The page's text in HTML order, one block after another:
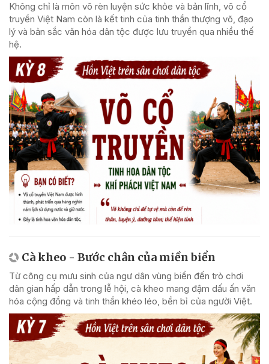
Không chỉ là môn võ rèn luyện sức khỏe và bản lĩnh, võ cổ
truyền Việt Nam còn là kết tinh của tinh thần thượng võ, đạo
lý và bản sắc văn hóa dân tộc được lưu truyền qua nhiều thế
hệ.
Cà kheo - Bước chân của miền biển
Từ công cụ mưu sinh của ngư dân vùng biển đến trò chơi
dân gian hấp dẫn trong lễ hội, cà kheo mang đậm dấu ấn văn
hóa cộng đồng và tinh thần khéo léo, bền bỉ của người Việt.